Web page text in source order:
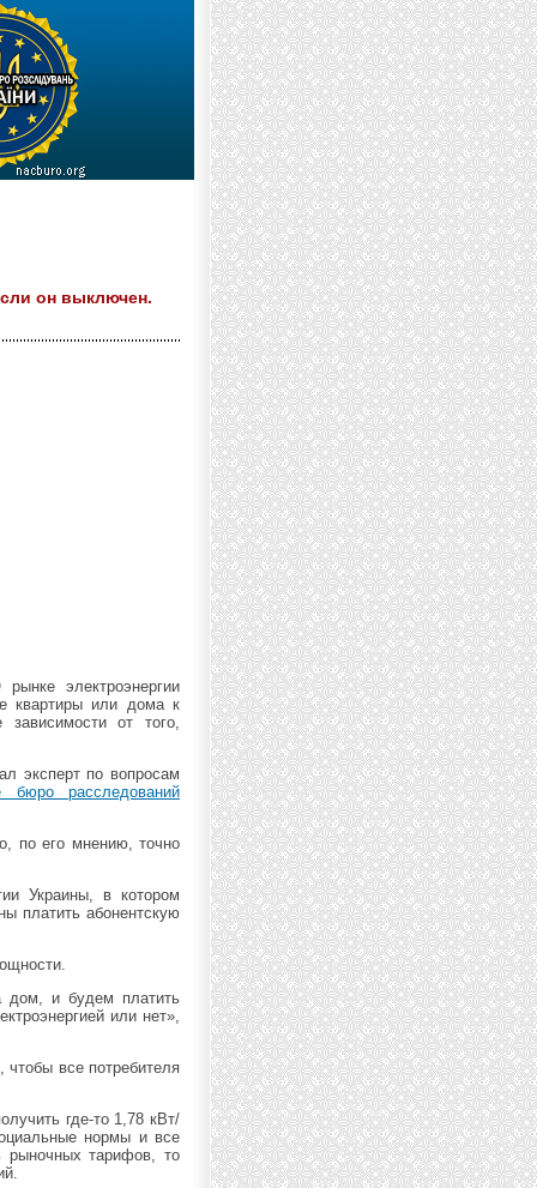
он выключен.
электроэнергии
квартиры или дома к
от того,
эксперт по вопросам
бюро расследований
по его мнению, точно
Украины, в котором
платить абонентскую
дом, и будем платить
или нет»,
чтобы все потребителя
где-то 1,78 кВт/
нормы и все
рыночных тарифов, то